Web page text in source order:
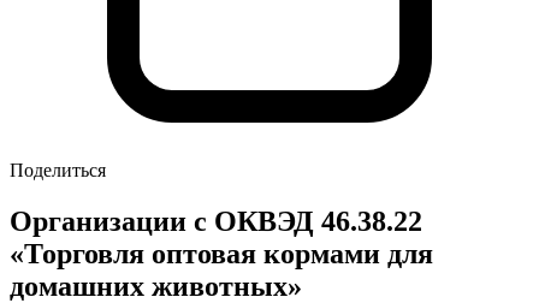
Поделиться
Организации с ОКВЭД 46.38.22
«Торговля оптовая кормами для
домашних животных»